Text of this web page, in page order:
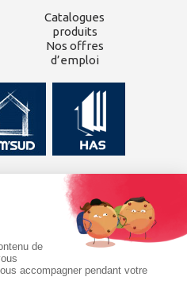
Catalogues
produits
Nos offres
d’emploi
NOUS
newsletter